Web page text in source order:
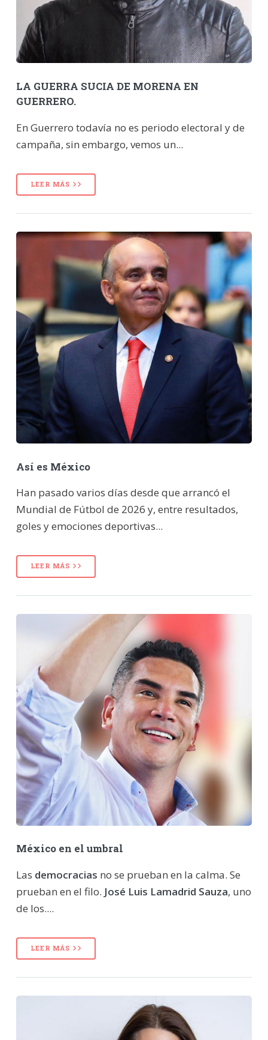
LA GUERRA SUCIA DE MORENA EN
GUERRERO.
En Guerrero todavía no es periodo electoral y de
campaña, sin embargo, vemos un...
LEER MÁS
Así es México
Han pasado varios días desde que arrancó el
Mundial de Fútbol de 2026 y, entre resultados,
goles y emociones deportivas...
LEER MÁS
México en el umbral
Las democracias no se prueban en la calma. Se
prueban en el filo. José Luis Lamadrid Sauza, uno
de los....
LEER MÁS